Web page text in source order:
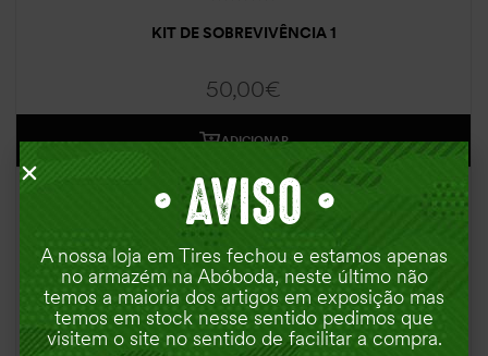
KIT DE SOBREVIVÊNCIA 1
50,00€
ADICIONAR
KIT DE SOBREVIVÊNCIA
• AVISO •
A nossa loja em Tires fechou e estamos apenas
no armazém na Abóboda, neste último não
temos a maioria dos artigos em exposição mas
temos em stock nesse sentido pedimos que
visitem o site no sentido de facilitar a compra.